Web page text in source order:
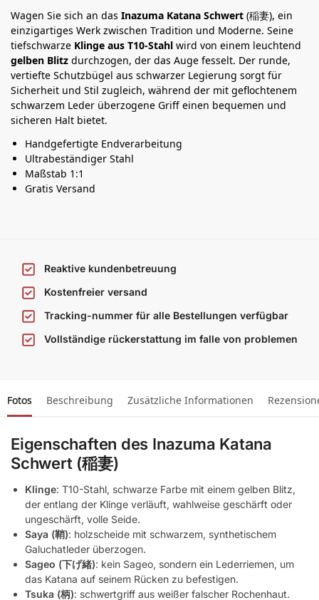
Wagen Sie sich an das Inazuma Katana Schwert (稲妻), ein
einzigartiges Werk zwischen Tradition und Moderne. Seine
tiefschwarze Klinge aus T10-Stahl wird von einem leuchtend
gelben Blitz durchzogen, der das Auge fesselt. Der runde,
vertiefte Schutzbügel aus schwarzer Legierung sorgt für
Sicherheit und Stil zugleich, während der mit geflochtenem
schwarzem Leder überzogene Griff einen bequemen und
sicheren Halt bietet.
Handgefertigte Endverarbeitung
Ultrabeständiger Stahl
Maßstab 1:1
Gratis Versand
Reaktive kundenbetreuung
Kostenfreier versand
Tracking-nummer für alle Bestellungen verfügbar
Vollständige rückerstattung im falle von problemen
Fotos Beschreibung Zusätzliche Informationen
Eigenschaften des Inazuma Katana
Schwert (稲妻)
Klinge: T10-Stahl, schwarze Farbe mit einem gelben Blitz,
der entlang der Klinge verläuft, wahlweise geschärft oder
ungeschärft, volle Seide.
Saya (鞘): holzscheide mit schwarzem, synthetischem
Galuchatleder überzogen.
Sageo (下げ緒): kein Sageo, sondern ein Lederriemen, um
das Katana auf seinem Rücken zu befestigen.
Tsuka (柄): schwertgriff aus weißer falscher Rochenhaut.